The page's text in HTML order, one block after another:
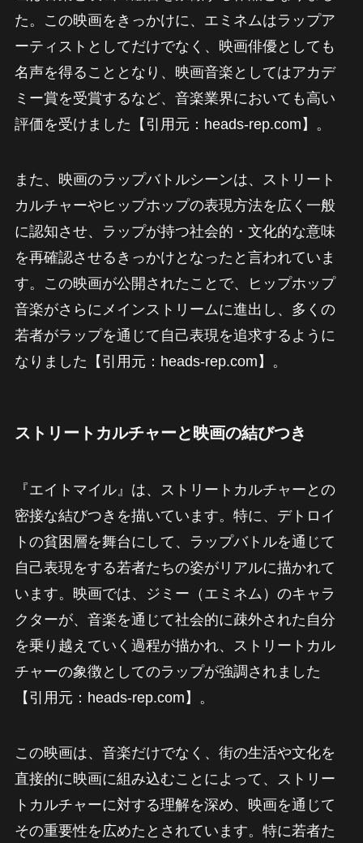
た。この映画をきっかけに、エミネムはラップア
ーティストとしてだけでなく、映画俳優としても
名声を得ることとなり、映画音楽としてはアカデ
ミー賞を受賞するなど、音楽業界においても高い
評価を受けました【引用元：heads-rep.com】。
また、映画のラップバトルシーンは、ストリート
カルチャーやヒップホップの表現方法を広く一般
に認知させ、ラップが持つ社会的・文化的な意味
を再確認させるきっかけとなったと言われていま
す。この映画が公開されたことで、ヒップホップ
音楽がさらにメインストリームに進出し、多くの
若者がラップを通じて自己表現を追求するように
なりました【引用元：heads-rep.com】。
ストリートカルチャーと映画の結びつき
『エイトマイル』は、ストリートカルチャーとの
密接な結びつきを描いています。特に、デトロイ
トの貧困層を舞台にして、ラップバトルを通じて
自己表現をする若者たちの姿がリアルに描かれて
います。映画では、ジミー（エミネム）のキャラ
クターが、音楽を通じて社会的に疎外された自分
を乗り越えていく過程が描かれ、ストリートカル
チャーの象徴としてのラップが強調されました
【引用元：heads-rep.com】。
この映画は、音楽だけでなく、街の生活や文化を
直接的に映画に組み込むことによって、ストリー
トカルチャーに対する理解を深め、映画を通じて
その重要性を広めたとされています。特に若者た